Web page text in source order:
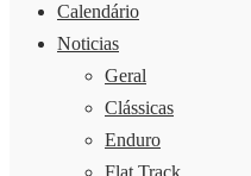
Calendário
Noticias
Geral
Clássicas
Enduro
Flat Track